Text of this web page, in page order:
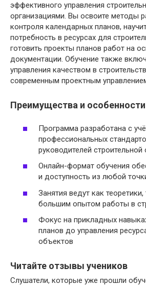
эффективного управления
организациями. Вы освоите методы
контроля календарных планов,
потребность в ресурсах для
готовить проекты планов работ на
документации. Обучение также
управления качеством в
современным проектным
Преимущества и особенности
Программа разработана с
профессиональных
руководителей строительной
Онлайн-формат обучения
и доступность из любой
Занятия ведут как
большим опытом работы в
Фокус на прикладных
планов до управления
объектов
Читайте отзывы учеников
Слушатели, которые уже прошли